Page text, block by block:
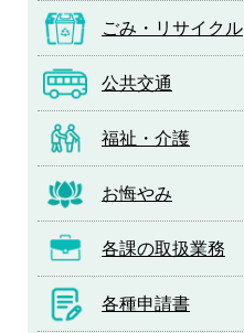
ごみ・リサイクル
公共交通
福祉・介護
お悔やみ
各課の取扱業務
各種申請書